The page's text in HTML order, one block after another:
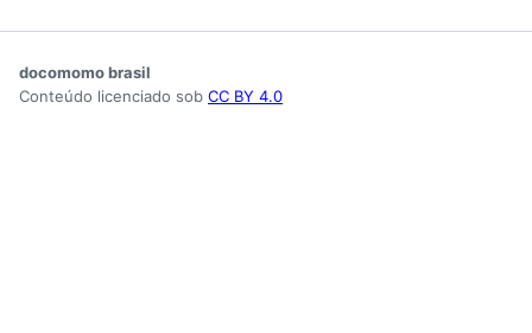
docomomo brasil
Conteúdo licenciado sob CC BY 4.0